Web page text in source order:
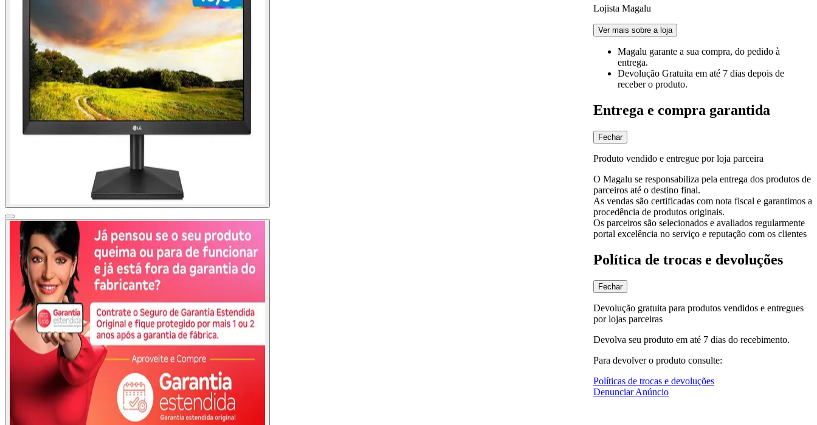
Lojista Magalu
Ver mais sobre a loja
Magalu garante a sua compra, do pedido à
entrega.
Devolução Gratuita em até 7 dias depois de
receber o produto.
Entrega e compra garantida
Fechar
Produto vendido e entregue por loja parceira
O Magalu se responsabiliza pela entrega dos produtos de
parceiros até o destino final.
As vendas são certificadas com nota fiscal e garantimos a
procedência de produtos originais.
Os parceiros são selecionados e avaliados regularmente
portal excelência no serviço e reputação com os clientes
Política de trocas e devoluções
Fechar
Devolução gratuita para produtos vendidos e entregues
por lojas parceiras
Devolva seu produto em até 7 dias do recebimento.
Para devolver o produto consulte:
Políticas de trocas e devoluções
Denunciar Anúncio